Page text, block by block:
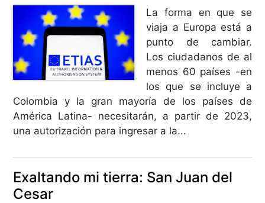
La forma en que se
viaja a Europa está a
punto de cambiar.
Los ciudadanos de al
menos 60 países -en
los que se incluye a
Colombia y la gran mayoría de los países de
América Latina- necesitarán, a partir de 2023,
una autorización para ingresar a la...
Exaltando mi tierra: San Juan del
Cesar